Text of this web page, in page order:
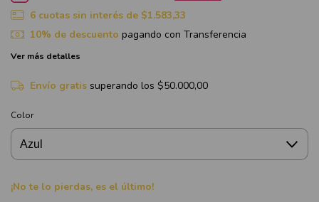
6 cuotas sin interés de $1.583,33
10% de descuento pagando con Transferencia
Ver más detalles
Envío gratis superando los $50.000,00
Color
¡No te lo pierdas, es el último!